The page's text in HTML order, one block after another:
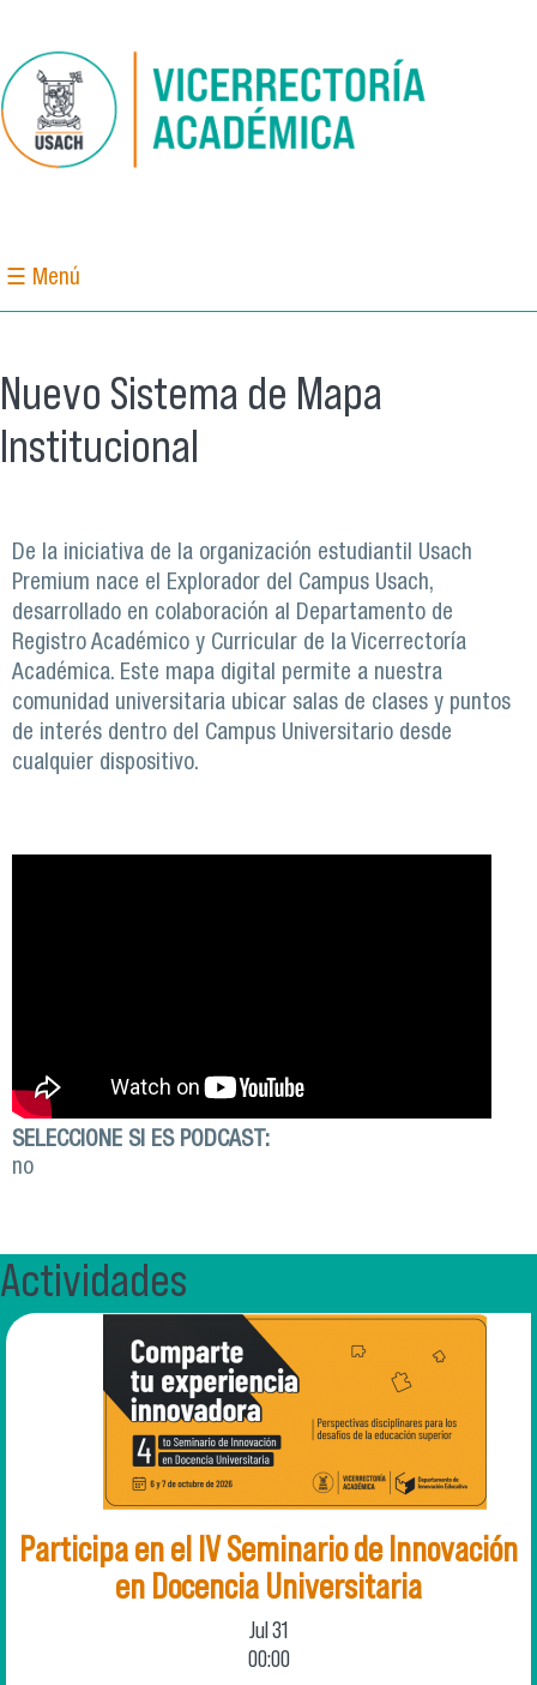
☰ Menú
Nuevo Sistema de Mapa
Institucional
De la iniciativa de la organización estudiantil Usach
Premium nace el Explorador del Campus Usach,
desarrollado en colaboración al Departamento de
Registro Académico y Curricular de la Vicerrectoría
Académica. Este mapa digital permite a nuestra
comunidad universitaria ubicar salas de clases y puntos
de interés dentro del Campus Universitario desde
cualquier dispositivo.
SELECCIONE SI ES PODCAST:
no
Actividades
Participa en el IV Seminario de Innovación
en Docencia Universitaria
Jul 31
00:00